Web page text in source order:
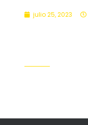
julio 25, 2023